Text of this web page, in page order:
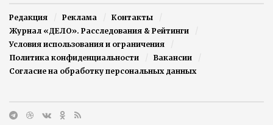
Редакция Реклама
Контакты
Журнал «ДЕЛО». Расследования & Рейтинги
Условия использования и ограничения
Политика конфиденциальности
Вакансии
Согласие на обработку персональных данных